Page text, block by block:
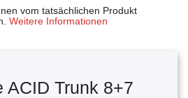
vom tatsächlichen Produkt
Weitere Informationen
ACID Trunk 8+7